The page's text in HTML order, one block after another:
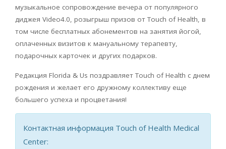
музыкальное сопровождение вечера от популярного
диджея Video4.0, розыгрыш призов от Touch of Health, в
том числе бесплатных абонементов на занятия йогой,
оплаченных визитов к мануальному терапевту,
подарочных карточек и других подарков.
Редакция Florida & Us поздравляет Touch of Health с днем
рождения и желает его дружному коллективу еще
большего успеха и процветания!
Контактная информация Touch of Health Medical
Center: